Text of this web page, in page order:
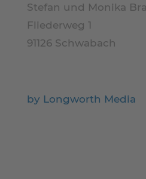
Stefan und Monika
Fliederweg 1
91126 Schwabach
by Longworth Media